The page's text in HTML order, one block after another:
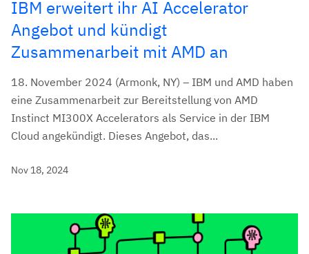
IBM erweitert ihr AI Accelerator
Angebot und kündigt
Zusammenarbeit mit AMD an
18. November 2024 (Armonk, NY) – IBM und AMD haben
eine Zusammenarbeit zur Bereitstellung von AMD
Instinct MI300X Accelerators als Service in der IBM
Cloud angekündigt. Dieses Angebot, das...
Nov 18, 2024